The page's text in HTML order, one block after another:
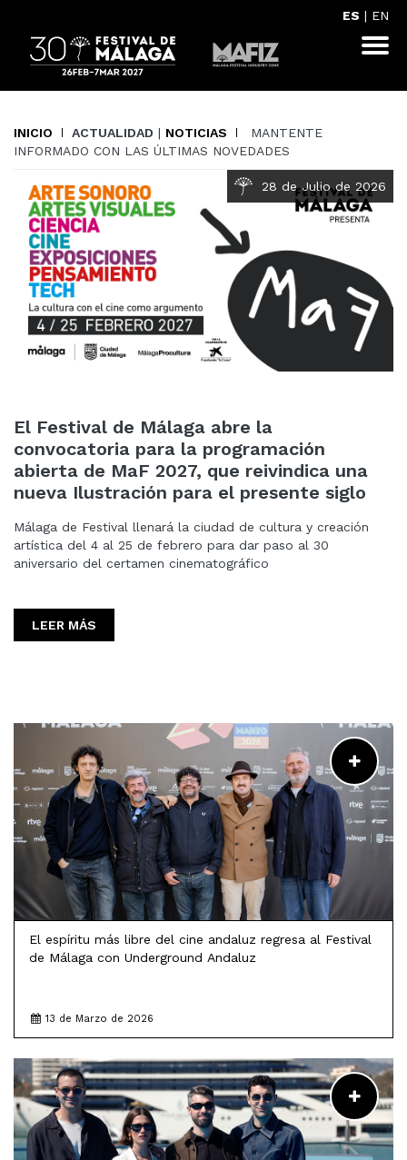
ES | EN
INICIO ACTUALIDAD | NOTICIAS
MANTENTE
INFORMADO CON LAS ÚLTIMAS NOVEDADES
28 de Julio de 2026
El Festival de Málaga abre la
convocatoria para la programación
abierta de MaF 2027, que reivindica una
nueva Ilustración para el presente siglo
Málaga de Festival llenará la ciudad de cultura y creación
artística del 4 al 25 de febrero para dar paso al 30
aniversario del certamen cinematográfico
LEER MÁS
El espíritu más libre del cine andaluz regresa al Festival
de Málaga con Underground Andaluz
13 de Marzo de 2026
LEER MÁS
LEER MÁS